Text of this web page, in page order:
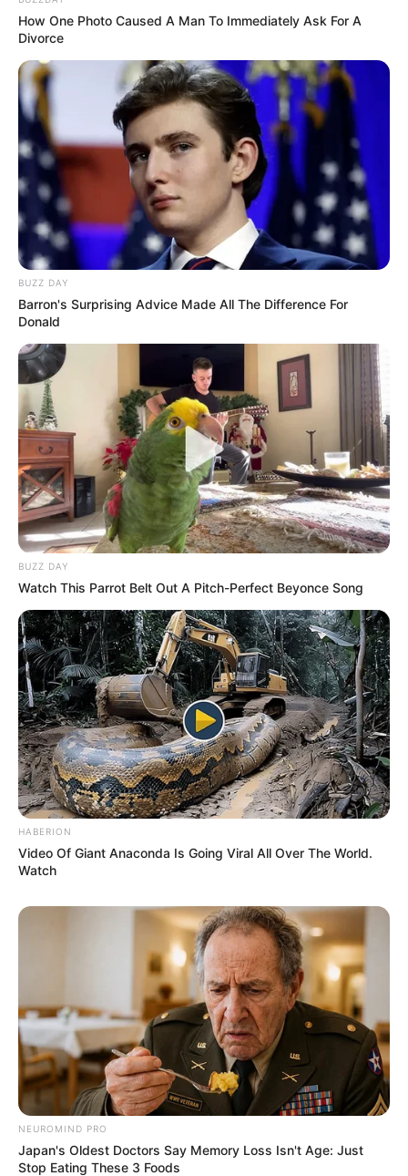
How One Photo Caused A Man To Immediately Ask For A
Divorce
BUZZ DAY
Barron's Surprising Advice Made All The Difference For
Donald
BUZZ DAY
Watch This Parrot Belt Out A Pitch-Perfect Beyonce Song
HABERION
Video Of Giant Anaconda Is Going Viral All Over The World.
Watch
NEUROMIND PRO
Japan's Oldest Doctors Say Memory Loss Isn't Age: Just
Stop Eating These 3 Foods